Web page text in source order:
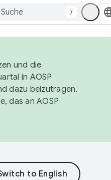
/
und die
in AOSP
dazu beizutragen.
das an AOSP